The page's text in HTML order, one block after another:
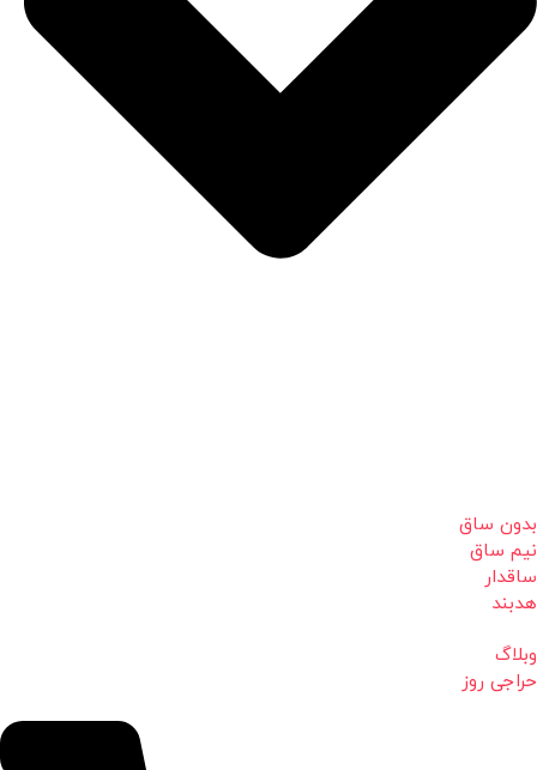
بدون ساق
نیم ساق
ساقدار
هدبند
وبلاگ
حراجی روز